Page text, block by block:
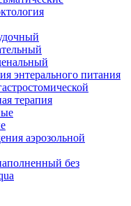
энтерального питания
терапия
аэрозольной
без